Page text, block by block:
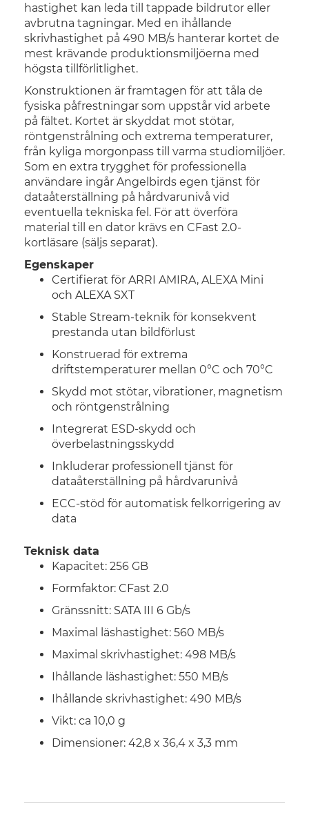
hastighet kan leda till tappade bildrutor eller
avbrutna tagningar. Med en ihållande
skrivhastighet på 490 MB/s hanterar kortet de
mest krävande produktionsmiljöerna med
högsta tillförlitlighet.
Konstruktionen är framtagen för att tåla de
fysiska påfrestningar som uppstår vid arbete
på fältet. Kortet är skyddat mot stötar,
röntgenstrålning och extrema temperaturer,
från kyliga morgonpass till varma studiomiljöer.
Som en extra trygghet för professionella
användare ingår Angelbirds egen tjänst för
dataåterställning på hårdvarunivå vid
eventuella tekniska fel. För att överföra
material till en dator krävs en CFast 2.0-
kortläsare (säljs separat).
Egenskaper
Certifierat för ARRI AMIRA, ALEXA Mini
och ALEXA SXT
Stable Stream-teknik för konsekvent
prestanda utan bildförlust
Konstruerad för extrema
driftstemperaturer mellan 0°C och 70°C
Skydd mot stötar, vibrationer, magnetism
och röntgenstrålning
Integrerat ESD-skydd och
överbelastningsskydd
Inkluderar professionell tjänst för
dataåterställning på hårdvarunivå
ECC-stöd för automatisk felkorrigering av
data
Teknisk data
Kapacitet: 256 GB
Formfaktor: CFast 2.0
Gränssnitt: SATA III 6 Gb/s
Maximal läshastighet: 560 MB/s
Maximal skrivhastighet: 498 MB/s
Ihållande läshastighet: 550 MB/s
Ihållande skrivhastighet: 490 MB/s
Vikt: ca 10,0 g
Dimensioner: 42,8 x 36,4 x 3,3 mm